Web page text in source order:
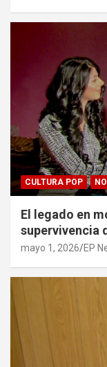
CULTURA POP
El legado en
supervivencia
mayo 1, 2026 EP